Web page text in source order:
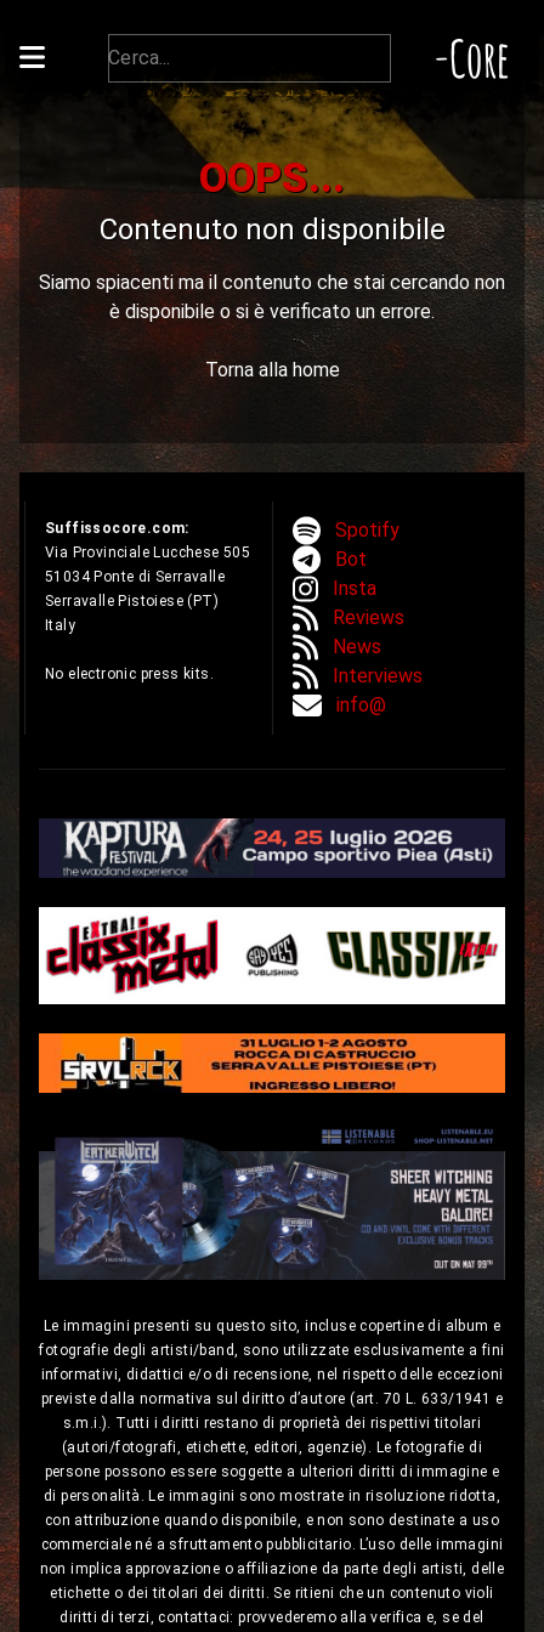
-Core
OOPS...
Contenuto non disponibile
Siamo spiacenti ma il contenuto che stai cercando non
è disponibile o si è verificato un errore.
Torna alla home
Suffissocore.com:
Via Provinciale Lucchese 505
51034 Ponte di Serravalle
Serravalle Pistoiese (PT)
Italy
No electronic press kits.
Spotify
Bot
Insta
Reviews
News
Interviews
info@
Le immagini presenti su questo sito, incluse copertine di album e
fotografie degli artisti/band, sono utilizzate esclusivamente a fini
informativi, didattici e/o di recensione, nel rispetto delle eccezioni
previste dalla normativa sul diritto d’autore (art. 70 L. 633/1941 e
s.m.i.). Tutti i diritti restano di proprietà dei rispettivi titolari
(autori/fotografi, etichette, editori, agenzie). Le fotografie di
persone possono essere soggette a ulteriori diritti di immagine e
di personalità. Le immagini sono mostrate in risoluzione ridotta,
con attribuzione quando disponibile, e non sono destinate a uso
commerciale né a sfruttamento pubblicitario. L’uso delle immagini
non implica approvazione o affiliazione da parte degli artisti, delle
etichette o dei titolari dei diritti. Se ritieni che un contenuto violi
diritti di terzi, contattaci: provvederemo alla verifica e, se del